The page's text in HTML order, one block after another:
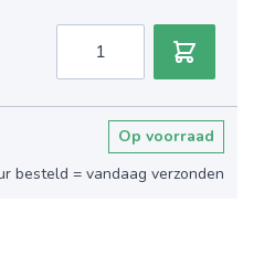
Op voorraad
besteld = vandaag verzonden